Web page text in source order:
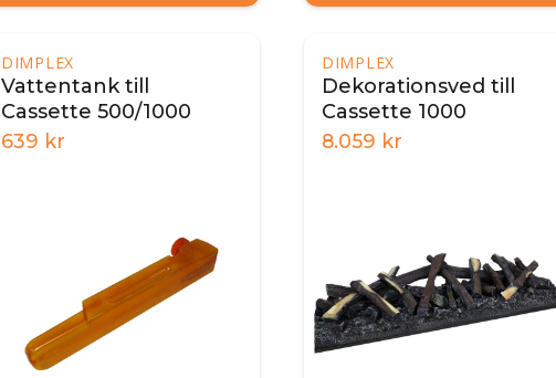
DIMPLEX
Vattentank till
Cassette 500/1000
639 kr
DIMPLEX
Dekorationsved till
Cassette 1000
8.059 kr